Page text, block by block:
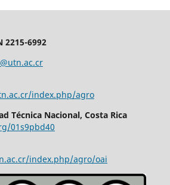
2215-6992
index.php/agro
Técnica Nacional, Costa Rica
01s9pbd40
index.php/agro/oai